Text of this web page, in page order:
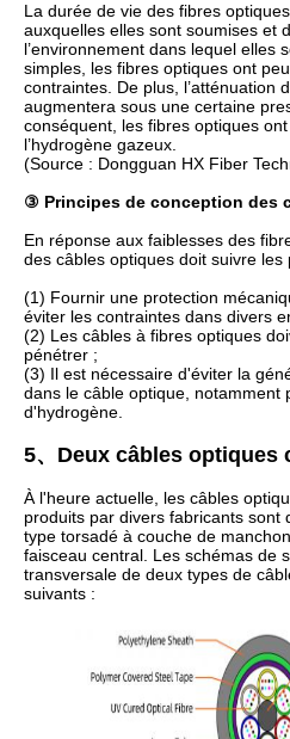
La durée de vie des fibres
auxquelles elles sont soumises et
l’environnement dans lequel elles
simples, les fibres optiques ont
contraintes. De plus, l’atténuation
augmentera sous une certaine
conséquent, les fibres optiques
l’hydrogène gazeux.
(Source : Dongguan HX Fiber
③ Principes de conception des
En réponse aux faiblesses des
des câbles optiques doit suivre les
(1) Fournir une protection
éviter les contraintes dans divers
(2) Les câbles à fibres optiques
pénétrer ;
(3) Il est nécessaire d'éviter la
dans le câble optique, notamment
d'hydrogène.
5、Deux câbles optiques
À l'heure actuelle, les câbles
produits par divers fabricants sont
type torsadé à couche de
faisceau central. Les schémas de
transversale de deux types de
suivants :